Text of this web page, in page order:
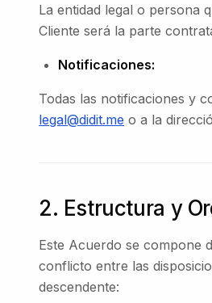
La entidad legal o persona
Cliente será la parte
Notificaciones:
Todas las notificaciones y
legal@didit.me o a la
2. Estructura y
Este Acuerdo se compone
conflicto entre las
descendente: